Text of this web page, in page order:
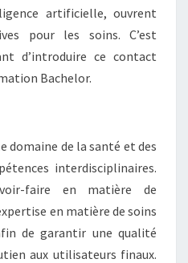
artificielle, ouvrent
pour les soins. C’est
d’introduire ce contact
Bachelor.
domaine de la santé et des
interdisciplinaires.
faire en matière de
en matière de soins
de garantir une qualité
aux utilisateurs finaux.